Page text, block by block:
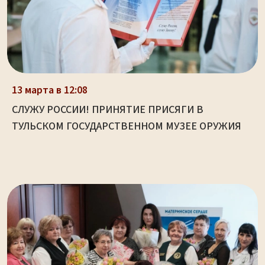
13 марта в 12:08
СЛУЖУ РОССИИ! ПРИНЯТИЕ ПРИСЯГИ В
ТУЛЬСКОМ ГОСУДАРСТВЕННОМ МУЗЕЕ ОРУЖИЯ